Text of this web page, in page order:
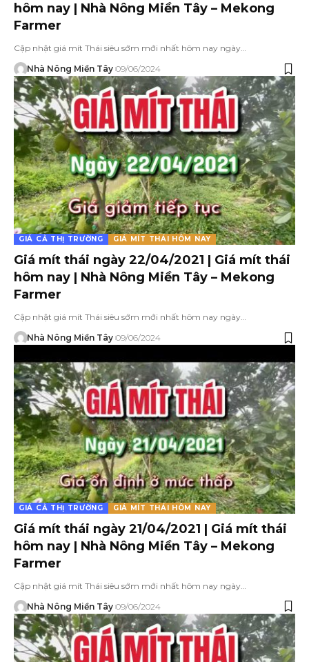
hôm nay | Nhà Nông Miền Tây – Mekong
Farmer
Cập nhật giá mít Thái siêu sớm mới nhất hôm nay ngày…
Nhà Nông Miền Tây 09/06/2024
GIÁ CẢ THỊ TRƯỜNG GIÁ MÍT THÁI HÔM NAY
Giá mít thái ngày 22/04/2021 | Giá mít thái
hôm nay | Nhà Nông Miền Tây – Mekong
Farmer
Cập nhật giá mít Thái siêu sớm mới nhất hôm nay ngày…
Nhà Nông Miền Tây 09/06/2024
GIÁ CẢ THỊ TRƯỜNG GIÁ MÍT THÁI HÔM NAY
Giá mít thái ngày 21/04/2021 | Giá mít thái
hôm nay | Nhà Nông Miền Tây – Mekong
Farmer
Cập nhật giá mít Thái siêu sớm mới nhất hôm nay ngày…
Nhà Nông Miền Tây 09/06/2024